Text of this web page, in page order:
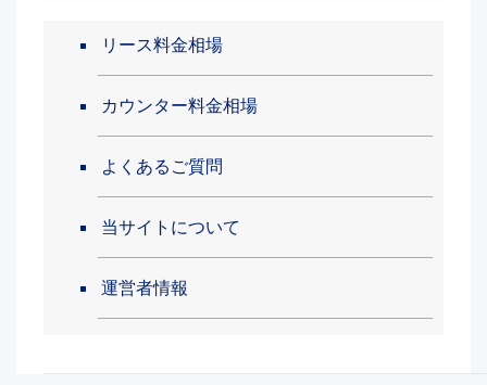
リース料金相場
カウンター料金相場
よくあるご質問
当サイトについて
運営者情報